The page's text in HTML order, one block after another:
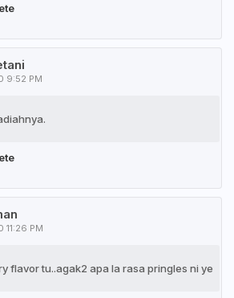
9:52 PM
11:26 PM
flavor tu..agak2 apa la rasa pringles ni ye